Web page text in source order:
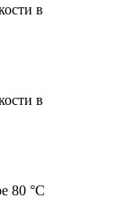
в
в
80 °C